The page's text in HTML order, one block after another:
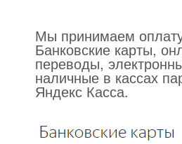
Мы принимаем
Банковские карты,
переводы,
наличные в кассах
Яндекс Касса.